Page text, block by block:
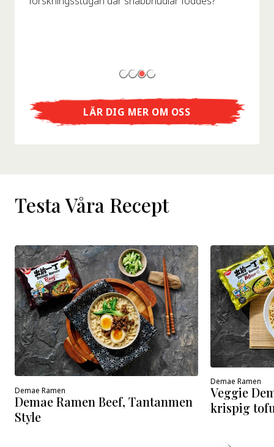
LÄR DIG MER OM OSS
Testa Våra Recept
Demae Ramen
Demae Ramen Beef, Tantanmen
Style
Demae Ramen
Veggie
krispig